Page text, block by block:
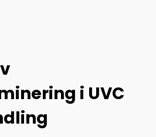
i UVC